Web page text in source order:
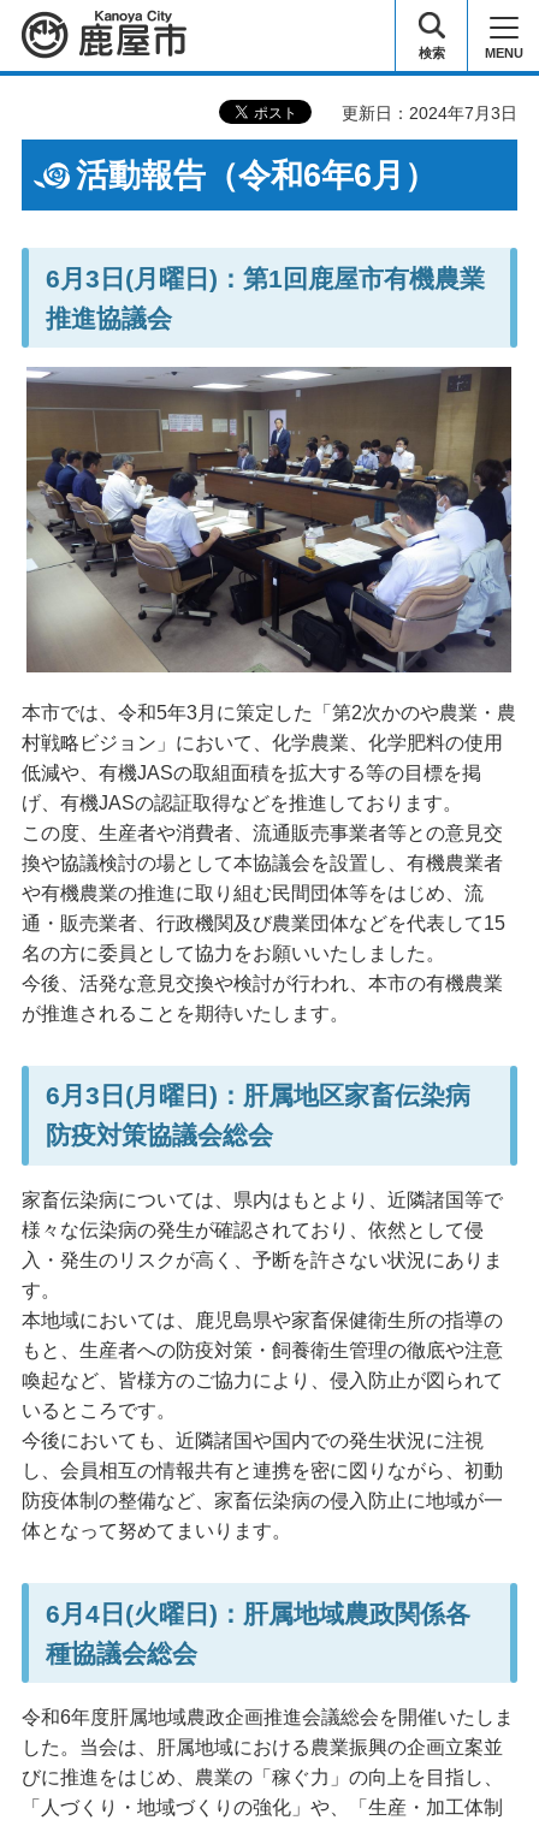
鹿屋市 検索 MENU
更新日：2024年7月3日
活動報告（令和6年6月）
6月3日(月曜日)：第1回鹿屋市有機農業
推進協議会
本市では、令和5年3月に策定した「第2次かのや農業・農
村戦略ビジョン」において、化学農業、化学肥料の使用
低減や、有機JASの取組面積を拡大する等の目標を掲
げ、有機JASの認証取得などを推進しております。
この度、生産者や消費者、流通販売事業者等との意見交
換や協議検討の場として本協議会を設置し、有機農業者
や有機農業の推進に取り組む民間団体等をはじめ、流
通・販売業者、行政機関及び農業団体などを代表して15
名の方に委員として協力をお願いいたしました。
今後、活発な意見交換や検討が行われ、本市の有機農業
が推進されることを期待いたします。
6月3日(月曜日)：肝属地区家畜伝染病
防疫対策協議会総会
家畜伝染病については、県内はもとより、近隣諸国等で
様々な伝染病の発生が確認されており、依然として侵
入・発生のリスクが高く、予断を許さない状況にありま
す。
本地域においては、鹿児島県や家畜保健衛生所の指導の
もと、生産者への防疫対策・飼養衛生管理の徹底や注意
喚起など、皆様方のご協力により、侵入防止が図られて
いるところです。
今後においても、近隣諸国や国内での発生状況に注視
し、会員相互の情報共有と連携を密に図りながら、初動
防疫体制の整備など、家畜伝染病の侵入防止に地域が一
体となって努めてまいります。
6月4日(火曜日)：肝属地域農政関係各
種協議会総会
令和6年度肝属地域農政企画推進会議総会を開催いたしま
した。当会は、肝属地域における農業振興の企画立案並
びに推進をはじめ、農業の「稼ぐ力」の向上を目指し、
「人づくり・地域づくりの強化」や、「生産・加工体制